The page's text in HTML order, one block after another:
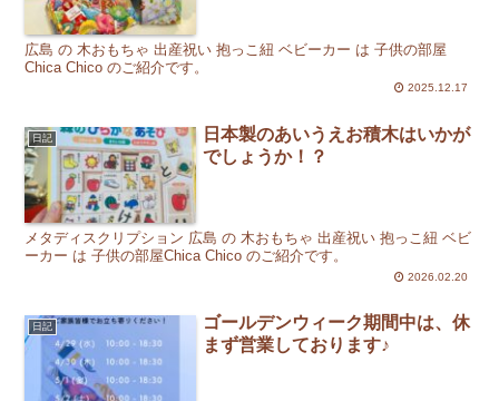
広島 の 木おもちゃ 出産祝い 抱っこ紐 ベビーカー は 子供の部屋
Chica Chico のご紹介です。
2025.12.17
日記
日本製のあいうえお積木はいかが
でしょうか！？
メタディスクリプション 広島 の 木おもちゃ 出産祝い 抱っこ紐 ベビ
ーカー は 子供の部屋Chica Chico のご紹介です。
2026.02.20
日記
ゴールデンウィーク期間中は、休
まず営業しております♪